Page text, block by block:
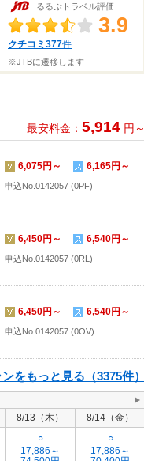
るるぶトラベル評価
3.9
クチコミ377件
※JTBに遷移します
最安料金：5,914 円～
6,075円～ 6,165円～
申込No.0142057 (0PF)
6,450円～ 6,540円～
申込No.0142057 (0RL)
6,450円～ 6,540円～
申込No.0142057 (0OV)
をもっと見る（3375件）
8/13（木）
8/14（金）
○
17,886～
○
17,886～